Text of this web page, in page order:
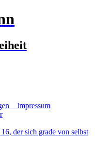
_ Impressum
der sich grade von selbst